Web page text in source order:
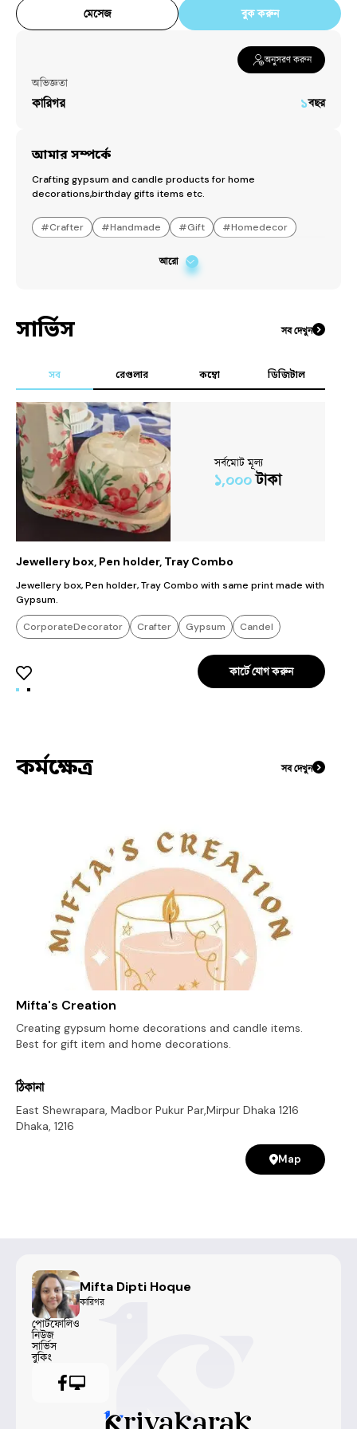
মেসেজ বুক করুন
অনুসরণ করুন
অভিজ্ঞতা
কারিগর ১বছর
আমার সম্পর্কে
Crafting gypsum and candle products for home
decorations,birthday gifts items etc.
#Crafter #Handmade #Gift #Homedecor
আরো
সার্ভিস সব দেখুন
সব রেগুলার কম্বো ডিজিটাল
সর্বমোট মূল্য
১,০০০টাকা
Jewellery box, Pen holder, Tray Combo
Jewellery box, Pen holder, Tray Combo with same print made with
Gypsum.
CorporateDecorator Crafter Gypsum
Candel
কার্টে যোগ করুন
কর্মক্ষেত্র সব দেখুন
Mifta's Creation
Creating gypsum home decorations and candle items.
Best for gift item and home decorations.
ঠিকানা
East Shewrapara, Madbor Pukur Par,Mirpur Dhaka 1216
Dhaka, 1216
Map
Mifta Dipti Hoque
কারিগর
পোর্টফোলিও
নিউজ
সার্ভিস
বুকিং